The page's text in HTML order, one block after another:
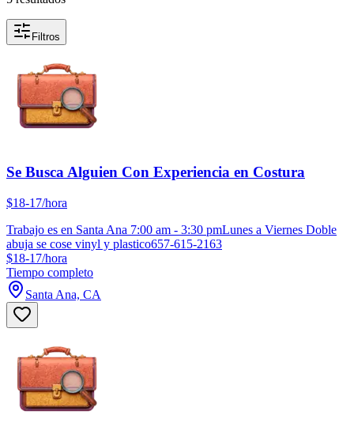
Filtros
Se Busca Alguien Con Experiencia en Costura
$18-17/hora
Trabajo es en Santa Ana 7:00 am - 3:30 pmLunes a Viernes Doble
abuja se cose vinyl y plastico657-615-2163
$18-17/hora
Tiempo completo
Santa Ana, CA